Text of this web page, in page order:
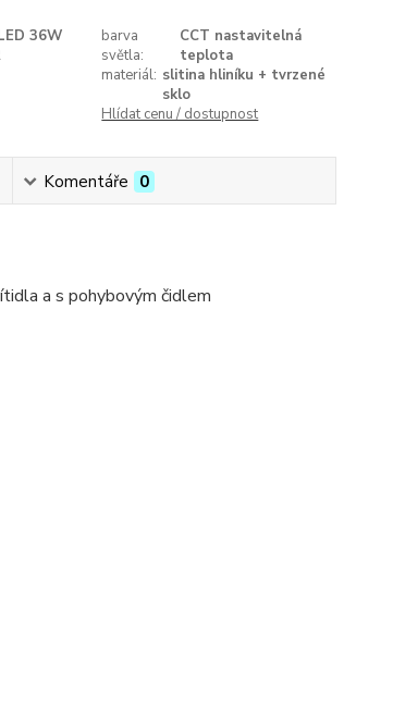
36W
barva
světla:
CCT nastavitelná
teplota
materiál: slitina hliníku + tvrzené
sklo
Hlídat cenu / dostupnost
Komentáře 0
a s pohybovým čidlem